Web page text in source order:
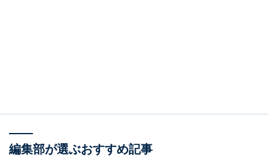
編集部が選ぶおすすめ記事